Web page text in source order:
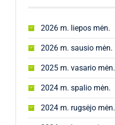
2026 m. liepos mėn.
2026 m. sausio mėn.
2025 m. vasario mėn.
2024 m. spalio mėn.
2024 m. rugsėjo mėn.